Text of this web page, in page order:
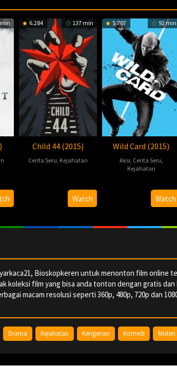
6.284 137 min
Child 44 (2015)
Cerita Seru, Kejahatan
Espinosa
Watch
5.707 92 min
Wild Card (2015)
Aksi, Cerita Seru,
Kejahatan
WestWatch
Bioskopkeren untuk menonton film online
koleksi film yang bisa anda tonton dengan gratis
macam resolusi seperti 360p, 480p, 720p dan
Drama Kejahatan Kengerian Komedi Misteri